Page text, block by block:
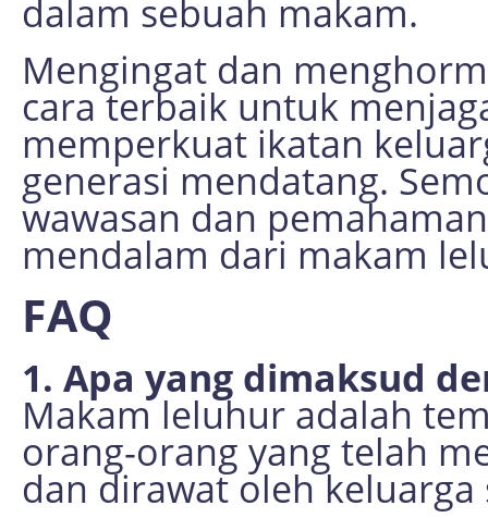
dalam sebuah makam.
Mengingat dan
cara terbaik untuk
memperkuat ikatan
generasi mendatang.
wawasan dan
mendalam dari makam
FAQ
1. Apa yang dimaksud
Makam leluhur adalah
orang-orang yang telah
dan dirawat oleh